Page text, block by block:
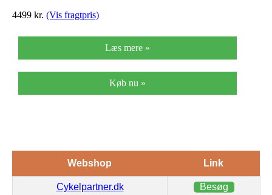
4499 kr. (Vis fragtpris)
Læs mere »
Køb nu »
Webshop Link
Cykelpartner.dk Besøg